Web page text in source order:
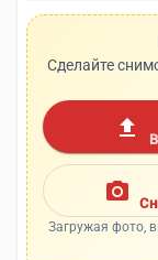
Сделайте
upload
photo_camera
Загружая фото,